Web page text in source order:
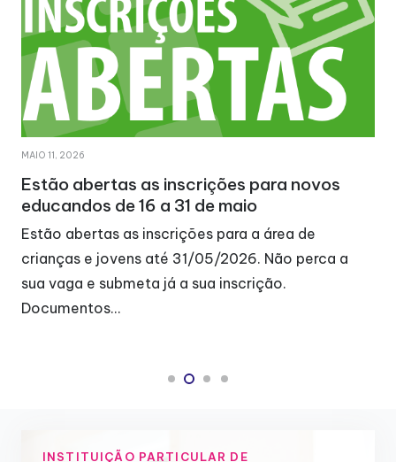
MAIO 11, 2026
Estão abertas as inscrições para novos
educandos de 16 a 31 de maio
Estão abertas as inscrições para a área de
crianças e jovens até 31/05/2026. Não perca a
sua vaga e submeta já a sua inscrição.
Documentos…
INSTITUIÇÃO PARTICULAR DE